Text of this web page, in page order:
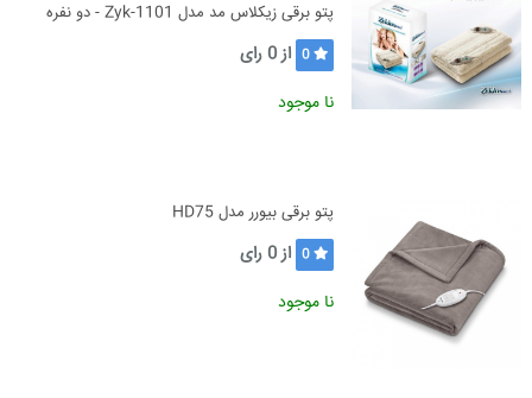
پتو برقی زیکلاس مد مدل Zyk-1101 - دو نفره
0 از0 رای
نا موجود
پتو برقی بیورر مدل HD75
0 از0 رای
نا موجود